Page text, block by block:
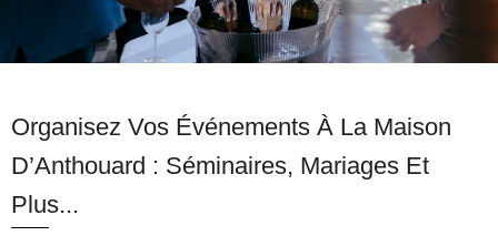
Organisez Vos Événements À La Maison
D’Anthouard : Séminaires, Mariages Et
Plus...